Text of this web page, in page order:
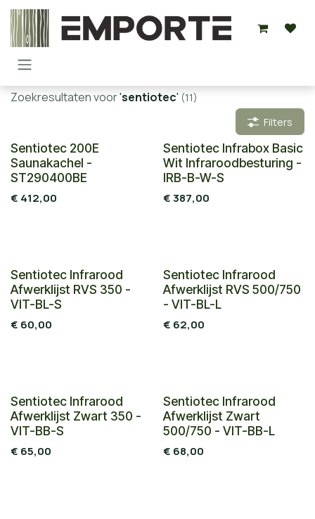
Overslaan naar inhoud
Zoekresultaten voor'sentiotec' (11)
Filters
Sentiotec 200E
Saunakachel -
ST290400BE
€ 412,00
Sentiotec Infrabox Basic
Wit Infraroodbesturing -
IRB-B-W-S
€387,00
Sentiotec Infrarood
Afwerklijst RVS 350 -
VIT-BL-S
€ 60,00
Sentiotec Infrarood
Afwerklijst RVS 500/750
- VIT-BL-L
€ 62,00
Sentiotec Infrarood
Afwerklijst Zwart 350 -
VIT-BB-S
€ 65,00
Sentiotec Infrarood
Afwerklijst Zwart
500/750 - VIT-BB-L
€ 68,00